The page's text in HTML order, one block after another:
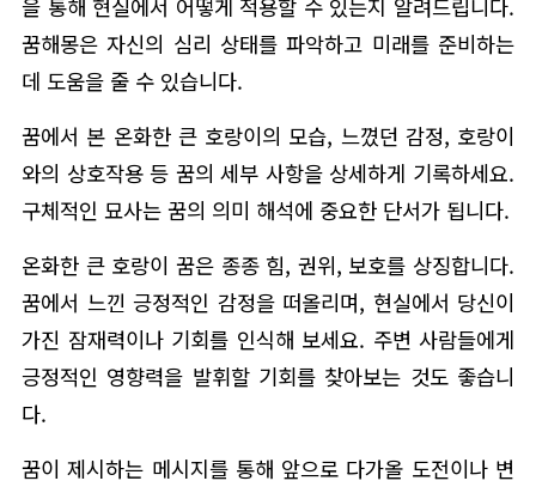
을 통해 현실에서 어떻게 적용할 수 있는지 알려드립니다.
꿈해몽은 자신의 심리 상태를 파악하고 미래를 준비하는
데 도움을 줄 수 있습니다.
꿈에서 본 온화한 큰 호랑이의 모습, 느꼈던 감정, 호랑이
와의 상호작용 등 꿈의 세부 사항을 상세하게 기록하세요.
구체적인 묘사는 꿈의 의미 해석에 중요한 단서가 됩니다.
온화한 큰 호랑이 꿈은 종종 힘, 권위, 보호를 상징합니다.
꿈에서 느낀 긍정적인 감정을 떠올리며, 현실에서 당신이
가진 잠재력이나 기회를 인식해 보세요. 주변 사람들에게
긍정적인 영향력을 발휘할 기회를 찾아보는 것도 좋습니
다.
꿈이 제시하는 메시지를 통해 앞으로 다가올 도전이나 변